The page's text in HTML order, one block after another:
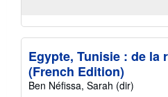
Egypte, Tunisie : de la
(French Edition)
Ben Néfissa, Sarah (dir)